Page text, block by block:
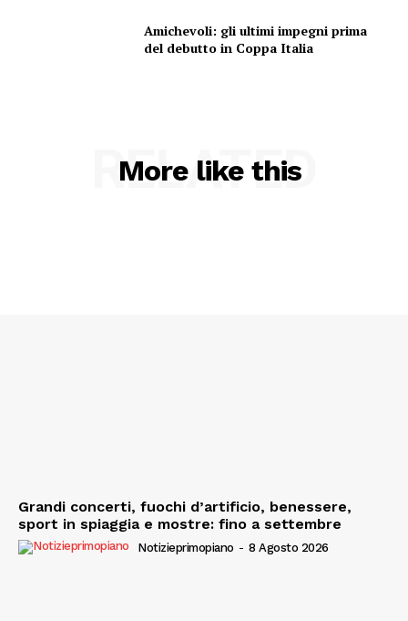
Amichevoli: gli ultimi impegni prima
del debutto in Coppa Italia
More like this
RELATED
Grandi concerti, fuochi d’artificio, benessere,
sport in spiaggia e mostre: fino a settembre
Notizieprimopiano - 8 Agosto 2026